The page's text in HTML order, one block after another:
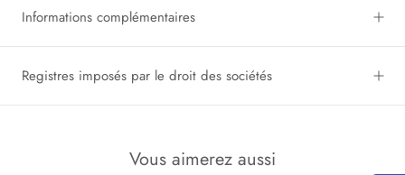
Informations complémentaires
Registres imposés par le droit des sociétés
Vous aimerez aussi